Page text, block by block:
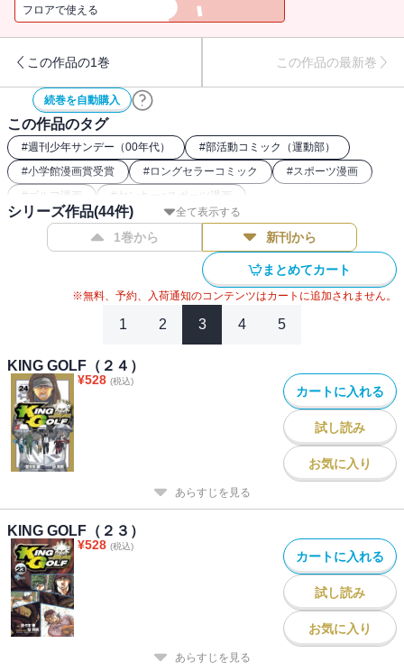
フロアで使える
この作品の1巻 この作品の最新巻
続巻を自動購入
この作品のタグ
#週刊少年サンデー（00年代） #部活動コミック（運動部）
#小学館漫画賞受賞 #ロングセラーコミック #スポーツ漫画
# ゴルフ漫画 # ヤンキー×スポーツ漫画
全て表示する
シリーズ作品(44件)
1巻から 新刊から
まとめてカート
※無料、予約、入荷通知のコンテンツはカートに追加されません。
1 2 3 4 5
KING GOLF（２４）
¥528 (税込)
カートに入れる
試し読み
お気に入り
あらすじを見る
KING GOLF（２３）
¥528 (税込)
カートに入れる
試し読み
お気に入り
あらすじを見る